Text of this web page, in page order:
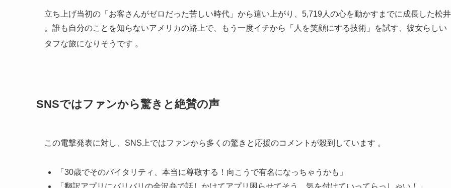
立ち上げ当初の「お客さんがゼロだった苦しい時代」から這い上がり、5,719人の心を動かすまでに成長した松井
。誰も自分のことを知らないアメリカの路上で、もう一度イチから「人を笑顔にする技術」を試す、彼女らしい
タフな旅になりそうです 。
SNSではファンから驚きと絶賛の声
この電撃発表に対し、SNS上ではファンから多くの驚きと応援のコメントが殺到しています 。
「30歳でそのバイタリティ、本当に尊敬する！向こうで有名になっちゃうかも」
「翻訳アプリにバリバリの金沢弁で話しかけてアプリ困らせてそう。気を付けていってらっしゃい！」